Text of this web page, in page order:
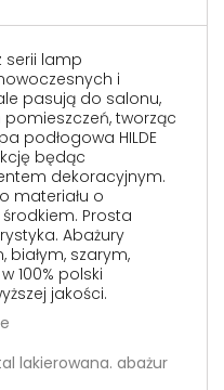
serii lamp
i
pasują do salonu,
tworząc
podłogowa HILDE
będąc
dekoracyjnym.
materiału o
Prosta
Abażury
szarym,
100% polski
jakości.
lakierowana. abażur